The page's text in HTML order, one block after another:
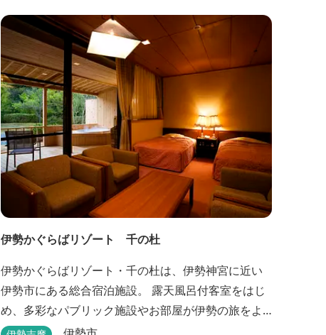
ん、ぜひご利用ください！
伊勢かぐらばリゾート 千の杜
伊勢かぐらばリゾート・千の杜は、伊勢神宮に近い
伊勢市にある総合宿泊施設。 露天風呂付客室をはじ
め、多彩なパブリック施設やお部屋が伊勢の旅をよ
り思い出深いものにしてくれます。 また、広大な敷